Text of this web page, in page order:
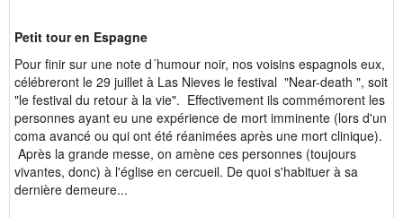
Petit tour en Espagne
Pour finir sur une note d´humour noir, nos voisins espagnols eux,
célébreront le 29 juillet à Las Nieves le festival "Near-death ", soit
"le festival du retour à la vie". Effectivement ils commémorent les
personnes ayant eu une expérience de mort imminente (lors d'un
coma avancé ou qui ont été réanimées après une mort clinique).
Après la grande messe, on amène ces personnes (toujours
vivantes, donc) à l'église en cercueil. De quoi s'habituer à sa
dernière demeure...